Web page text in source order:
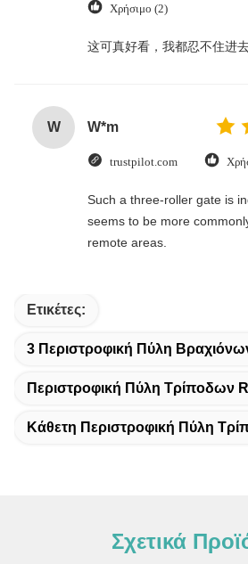
Χρήσιμο (2)
这可真好看，我都忍不住进
W W*m
trustpilot.com
Such a three-roller gate is
seems to be more
remote areas.
Ετικέτες:
3 Περιστροφική Πύλη
Περιστροφική Πύλη Τρίποδων
Κάθετη Περιστροφική Πύλη
Σχετικά